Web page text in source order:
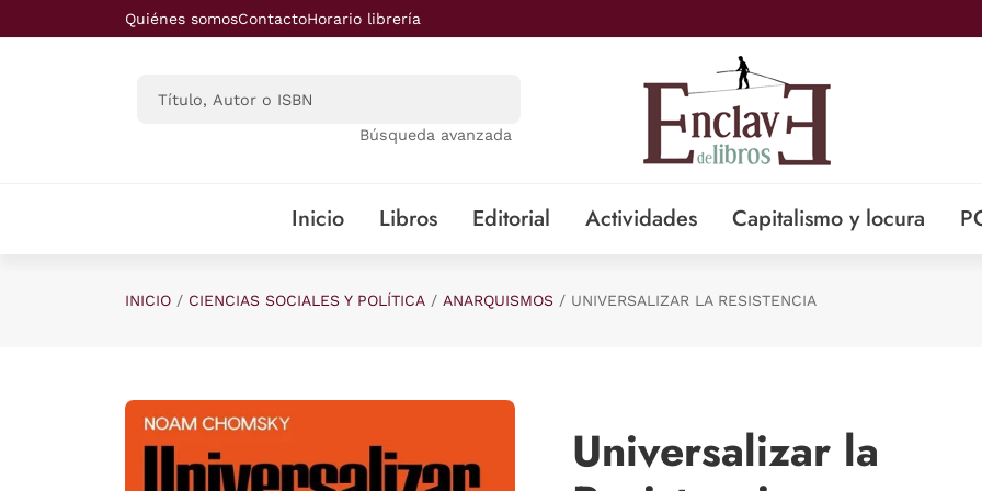
Saltar al contenido principal
Quiénes somosContactoHorario librería
Búsqueda avanzada
Inicio Libros Editorial Actividades Capitalismo y locura
INICIO CIENCIAS SOCIALES Y POLÍTICA ANARQUISMOS UNIVERSALIZAR LA RESISTENCIA
Universalizar la